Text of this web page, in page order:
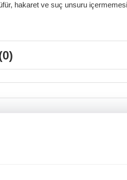
hakaret ve suç unsuru içermemesi
0)